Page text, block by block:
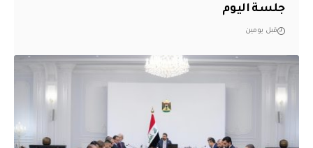
جلسة اليوم
قبل يومين